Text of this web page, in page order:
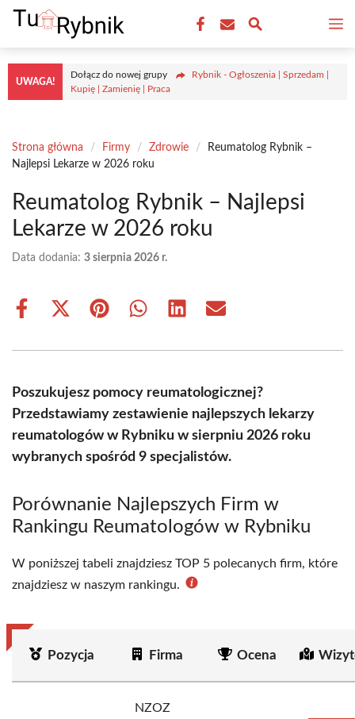
Przejdź
treści
UWAGA!
Dołącz do nowej grupy
Rybnik - Ogłoszenia | Sprzedam |
Kupię | Zamienię | Praca
Strona główna / Firmy / Zdrowie /
Reumatolog Rybnik –
Najlepsi Lekarze w 2026 roku
Reumatolog Rybnik – Najlepsi
Lekarze w 2026 roku
Data dodania: 3 sierpnia 2026 r.
Share
Share
(Twitter)
Share Share Share Share
Poszukujesz pomocy reumatologicznej?
Przedstawiamy zestawienie najlepszych lekarzy
reumatologów w Rybniku w sierpniu 2026 roku
wybranych spośród 9 specjalistów.
Porównanie Najlepszych Firm w
Rankingu Reumatologów w Rybniku
W poniższej tabeli znajdziesz TOP 5 polecanych firm, które
znajdziesz w naszym rankingu.
Pozycja Firma Ocena
NZOZ